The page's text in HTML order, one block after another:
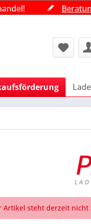
Artikel steht derzeit nicht